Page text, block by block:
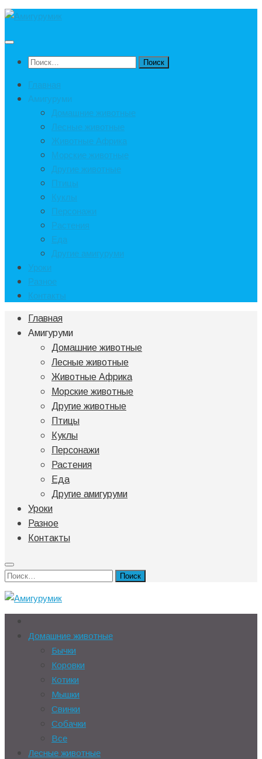
Под
Найти:
Главная
Амигуруми
Домашние животные
Лесные животные
Животные Африка
Морские животные
Другие животные
Птицы
Куклы
Персонажи
Растения
Еда
Другие амигуруми
Уроки
Разное
Контакты
Главная
Амигуруми
Домашние животные
Лесные животные
Животные Африка
Морские животные
Другие животные
Птицы
Куклы
Персонажи
Растения
Еда
Другие амигуруми
Уроки
Разное
Контакты
Найти:
Домашние животные
Бычки
Коровки
Котики
Мышки
Свинки
Собачки
Все
Лесные животные